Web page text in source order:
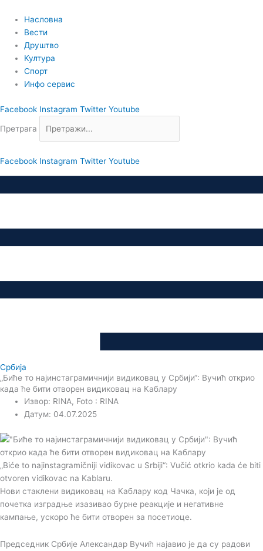
садржај
Насловна
Вести
Друштво
Култура
Спорт
Инфо сервис
Facebook Instagram Twitter Youtube
Претрага
Facebook Instagram Twitter Youtube
Србија
„Биће то најинстаграмичнији видиковац у Србији“: Вучић открио
када ће бити отворен видиковац на Каблару
Извор: RINA, Foto : RINA
Датум: 04.07.2025
„Biće to najinstagramičniji vidikovac u Srbiji“: Vučić otkrio kada će biti
otvoren vidikovac na Kablaru.
Нови стаклени видиковац на Каблару код Чачка, који је од
почетка изградње изазивао бурне реакције и негативне
кампање, ускоро ће бити отворен за посетиоце.
Председник Србије Александар Вучић најавио је да су радови